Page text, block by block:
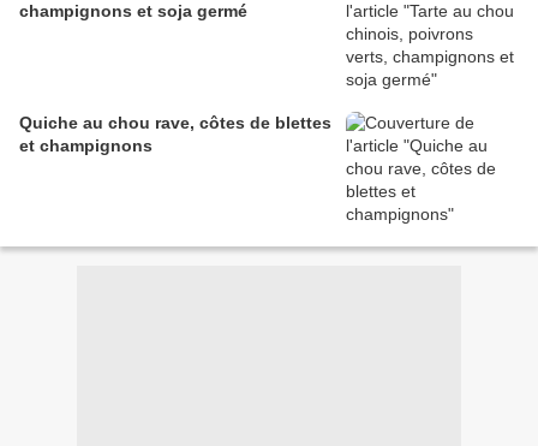
champignons et soja germé
Quiche au chou rave, côtes de blettes
et champignons